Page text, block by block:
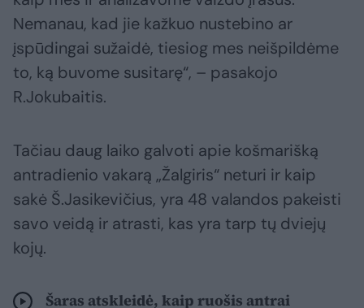
Nemanau, kad jie kažkuo nustebino ar
įspūdingai sužaidė, tiesiog mes neišpildėme
to, ką buvome susitarę“, – pasakojo
R.Jokubaitis.
Tačiau daug laiko galvoti apie košmarišką
antradienio vakarą „Žalgiris“ neturi ir kaip
sakė Š.Jasikevičius, yra 48 valandos pakeisti
savo veidą ir atrasti, kas yra tarp tų dviejų
kojų.
Šaras atskleidė, kaip ruošis antrai